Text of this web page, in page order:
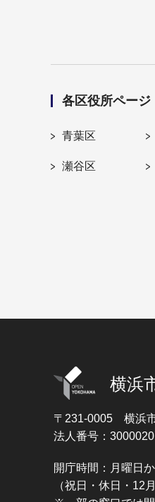
各区役所ページ
青葉区
瀬谷区
横浜
〒231-0005 横浜
法人番号：
開庁時間：月曜日
（祝日・休日・12